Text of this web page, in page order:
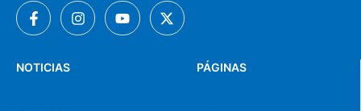
PÁGINAS
NOTICIAS